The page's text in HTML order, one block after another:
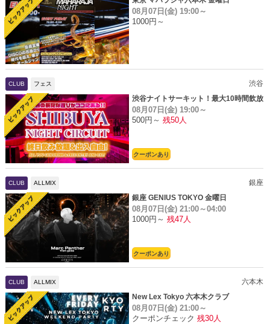
08月07日(金) 19:00～
1000円～
CLUB フェス
渋谷
渋谷ナイトサーキット！最大10時間飲放
題
08月07日(金) 19:00～
500円～ 残50人
クーポンあり
CLUB ALLMIX
銀座
銀座 GENIUS TOKYO 金曜日
08月07日(金) 21:00～04:00
1000円～ 残47人
クーポンあり
CLUB ALLMIX
六本木
New Lex Tokyo 六本木クラブ
08月07日(金) 21:00～
クーポンチェック 残30人